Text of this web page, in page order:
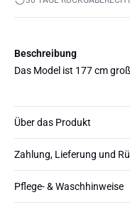
Beschreibung
Das Model ist 177 cm
Über das Produkt
Zahlung, Lieferung und
Pflege- & Waschhinweise